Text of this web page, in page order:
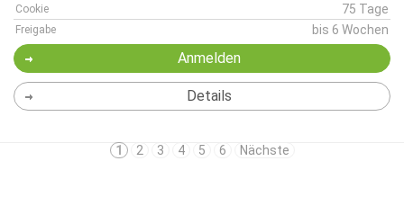
Cookie 75 Tage
Freigabe bis 6 Wochen
Anmelden
Details
1 2 3 4 5 6 Nächste